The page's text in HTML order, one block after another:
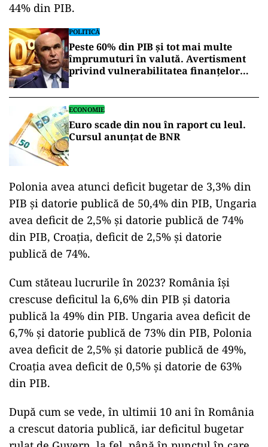
44% din PIB.
POLITICĂ
Peste 60% din PIB și tot mai multe
împrumuturi în valută. Avertisment
privind vulnerabilitatea finanțelor
ECONOMIE
Euro scade din nou în raport cu leul.
Cursul anunțat de BNR
Polonia avea atunci deficit bugetar de 3,3% din
PIB și datorie publică de 50,4% din PIB, Ungaria
avea deficit de 2,5% și datorie publică de 74%
din PIB, Croația, deficit de 2,5% și datorie
publică de 74%.
Cum stăteau lucrurile în 2023? România își
crescuse deficitul la 6,6% din PIB și datoria
publică la 49% din PIB. Ungaria avea deficit de
6,7% și datorie publică de 73% din PIB, Polonia
avea deficit de 2,5% și datorie publică de 49%,
Croația avea deficit de 0,5% și datorie de 63%
din PIB.
După cum se vede, în ultimii 10 ani în România
a crescut datoria publică, iar deficitul bugetar